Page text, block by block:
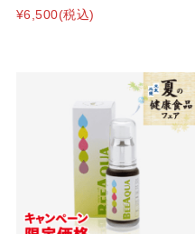
¥6,500(税込)